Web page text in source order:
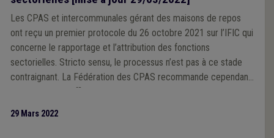
Les CPAS et intercommunales gérant des maisons de repos
ont reçu un premier protocole du 26 octobre 2021 sur l’IFIC qui
concerne le rapportage et l’attribution des fonctions
sectorielles. Stricto sensu, le processus n’est pas à ce stade
contraignant. La Fédération des CPAS recommande cependant
vivement à ses affiliées de s’inscrire dès maintenant dans le
29 Mars 2022